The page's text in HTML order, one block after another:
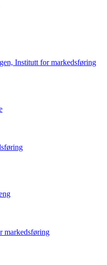
Institutt for markedsføring
markedsføring